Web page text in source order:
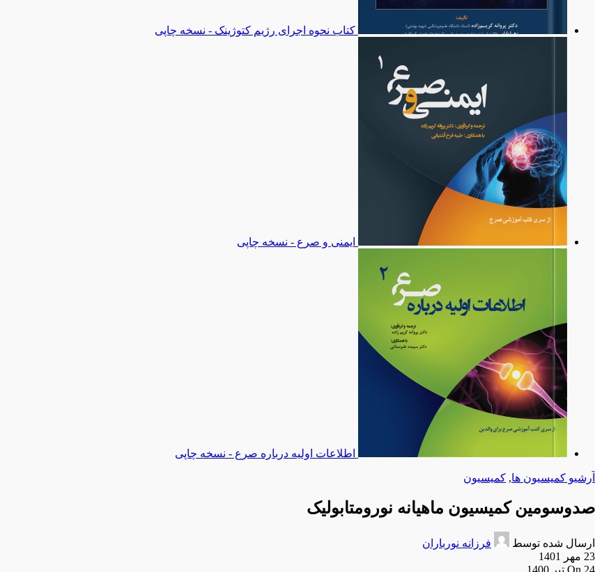
کتاب نحوه اجرای رژیم کتوژینک - نسخه چاپی
ایمنی و صرع - نسخه چاپی
اطلاعات اولیه درباره صرع - نسخه چاپی
آرشیو کمیسیون ها, کمیسیون
صدوسومین کمیسیون ماهیانه نورومتابولیک
ارسال شده توسط
فرزانه نورباران
23 مهر 1401
On 24 تیر 1400